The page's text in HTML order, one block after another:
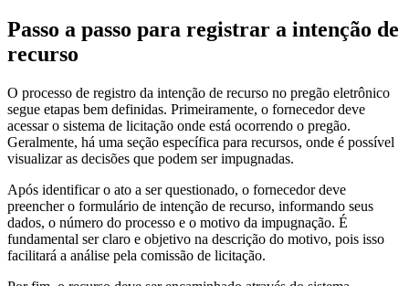
Passo a passo para registrar a intenção de
recurso
O processo de registro da intenção de recurso no pregão eletrônico
segue etapas bem definidas. Primeiramente, o fornecedor deve
acessar o sistema de licitação onde está ocorrendo o pregão.
Geralmente, há uma seção específica para recursos, onde é possível
visualizar as decisões que podem ser impugnadas.
Após identificar o ato a ser questionado, o fornecedor deve
preencher o formulário de intenção de recurso, informando seus
dados, o número do processo e o motivo da impugnação. É
fundamental ser claro e objetivo na descrição do motivo, pois isso
facilitará a análise pela comissão de licitação.